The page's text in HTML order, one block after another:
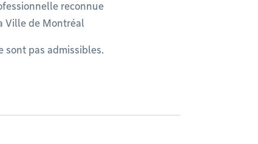
reconnue
Ville de Montréal
sont pas admissibles.